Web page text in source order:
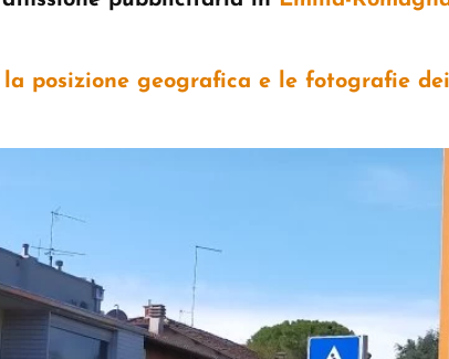
posizione geografica e le fotografie